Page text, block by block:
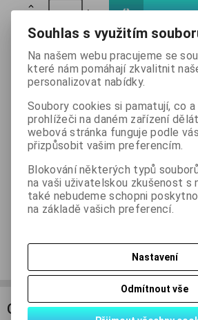

ks Koupit
Přidat do
Skladem:1000 ks
Podrobný popis
Dotaz na výrobek
Doporučit výrobek
ODBĚR NOVINEK
Souhlas s využitím
Na našem webu pracujeme se
které nám pomáhají zkvalitnit
personalizovat nabídky.
Soubory cookies si pamatují, co a
prohlížeči na daném zařízení
webová stránka funguje podle
přizpůsobit vašim preferencím.
Blokování některých typů
na vaši uživatelskou zkušenost s
také nebudeme schopni
na základě vašich preferencí.
Nastavení
Odmítnout vše